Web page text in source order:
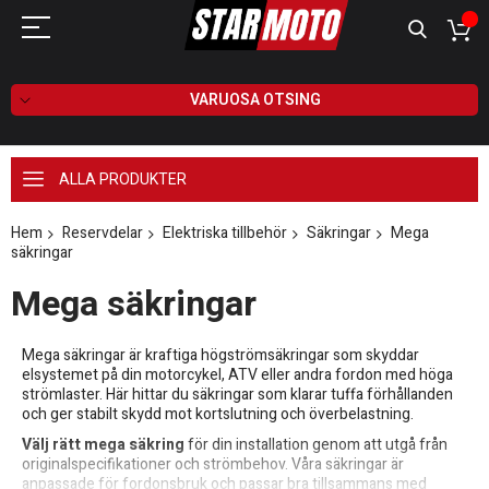
VARUOSA OTSING
ALLA PRODUKTER
Hem Reservdelar Elektriska tillbehör Säkringar
Mega
säkringar
Mega säkringar
Mega säkringar är kraftiga högströmsäkringar som skyddar
elsystemet på din motorcykel, ATV eller andra fordon med höga
strömlaster. Här hittar du säkringar som klarar tuffa förhållanden
och ger stabilt skydd mot kortslutning och överbelastning.
Välj rätt mega säkringför din installation genom att utgå från
originalspecifikationer och strömbehov. Våra säkringar är
anpassade för fordonsbruk och passar bra tillsammans med